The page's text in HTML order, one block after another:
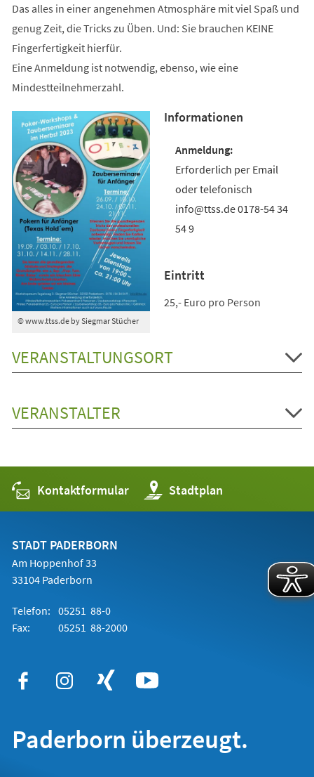
Das alles in einer angenehmen Atmosphäre mit viel Spaß und
genug Zeit, die Tricks zu Üben. Und: Sie brauchen KEINE
Fingerfertigkeit hierfür.
Eine Anmeldung ist notwendig, ebenso, wie eine
Mindestteilnehmerzahl.
© www.ttss.de by Siegmar Stücher
Informationen
Erforderlich per Email
oder telefonisch
info@ttss.de 0178-54 34
54 9
Eintritt
25,- Euro pro Person
VERANSTALTUNGSORT
VERANSTALTER
Kontaktformular Stadtplan
(Öffnet
in
einem
STADT PADERBORN
Am Hoppenhof 33
33104 Paderborn
Telefon: 05251 88-0
Fax:
05251 88-2000
Paderborn überzeugt.